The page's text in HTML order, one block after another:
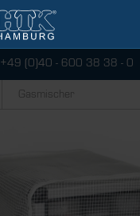
+49 (0)40 - 600 38 38 - 0
Gasmischer